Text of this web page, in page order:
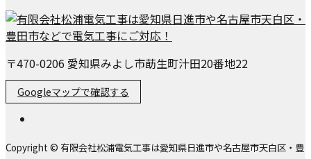
〒470-0206 愛知県みよし市莇生町汁田20番地22
Googleマップで確認する
Copyright © 有限会社松浦電気工事は愛知県日進市や名古屋市天白区・豊